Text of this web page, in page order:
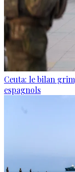
Ceuta: le bilan
espagnols